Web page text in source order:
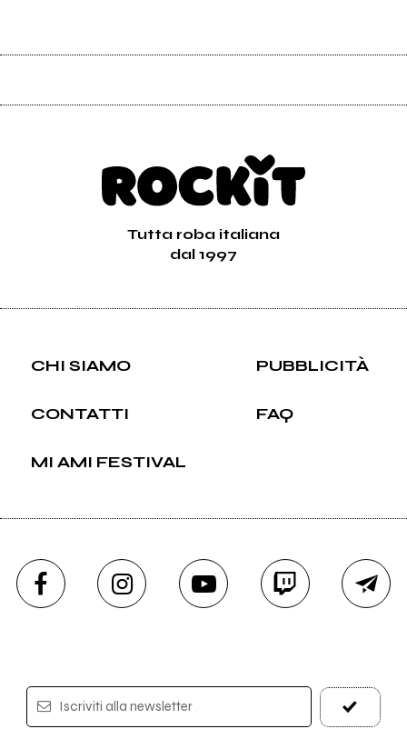
Tutta roba italiana
dal 1997
CHI SIAMO PUBBLICITÀ
CONTATTI FAQ
MI AMI FESTIVAL
Iscriviti alla newsletter